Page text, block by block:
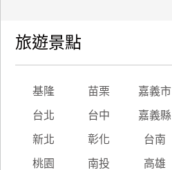
旅遊景點
基隆 苗栗 嘉義市
台北 台中 嘉義縣
新北 彰化 台南
桃園 南投 高雄